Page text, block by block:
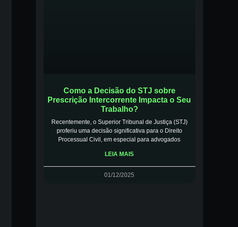
Como a Decisão do STJ sobre
Prescrição Intercorrente Impacta o Seu
Trabalho?
Recentemente, o Superior Tribunal de Justiça (STJ)
proferiu uma decisão significativa para o Direito
Processual Civil, em especial para advogados
LEIA MAIS
01/12/2025